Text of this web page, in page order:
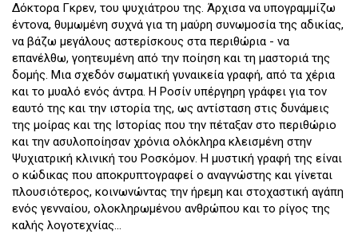
Δόκτορα Γκρεν, του ψυχιάτρου της. Άρχισα να υπογραμμίζω
έντονα, θυμωμένη συχνά για τη μαύρη συνωμοσία της αδικίας,
να βάζω μεγάλους αστερίσκους στα περιθώρια - να
επανέλθω, γοητευμένη από την ποίηση και τη μαστοριά της
δομής. Μια σχεδόν σωματική γυναικεία γραφή, από τα χέρια
και το μυαλό ενός άντρα. Η Ροσίν υπέργηρη γράφει για τον
εαυτό της και την ιστορία της, ως αντίσταση στις δυνάμεις
της μοίρας και της Ιστορίας που την πέταξαν στο περιθώριο
και την ασυλοποίησαν χρόνια ολόκληρα κλεισμένη στην
Ψυχιατρική κλινική του Ροσκόμον. Η μυστική γραφή της είναι
ο κώδικας που αποκρυπτογραφεί ο αναγνώστης και γίνεται
πλουσιότερος, κοινωνώντας την ήρεμη και στοχαστική αγάπη
ενός γενναίου, ολοκληρωμένου ανθρώπου και το ρίγος της
καλής λογοτεχνίας...